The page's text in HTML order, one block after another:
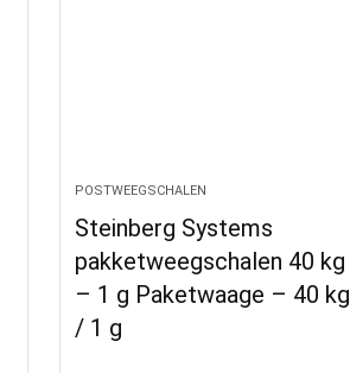
POSTWEEGSCHALEN
Steinberg Systems
pakketweegschalen 40 kg
– 1 g Paketwaage – 40 kg
/ 1 g